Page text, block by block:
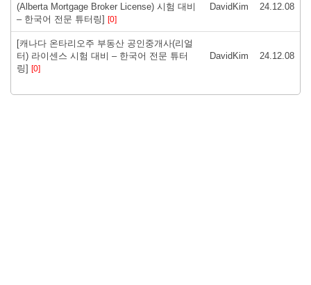
(Alberta Mortgage Broker License) 시험 대비
– 한국어 전문 튜터링] [0]
DavidKim 24.12.08
[캐나다 온타리오주 부동산 공인중개사(리얼
터) 라이센스 시험 대비 – 한국어 전문 튜터
링] [0]
DavidKim 24.12.08